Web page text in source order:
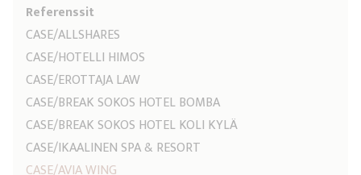
Referenssit
CASE/ALLSHARES
CASE/HOTELLI HIMOS
CASE/EROTTAJA LAW
CASE/BREAK SOKOS HOTEL BOMBA
CASE/BREAK SOKOS HOTEL KOLI KYLÄ
CASE/IKAALINEN SPA & RESORT
CASE/AVIA WING